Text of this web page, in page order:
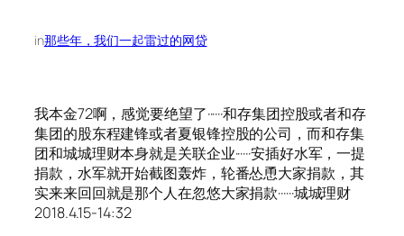
in那些年，我们一起雷过的网贷
我本金72啊，感觉要绝望了······和存集团控股或者和存
集团的股东程建锋或者夏银锋控股的公司，而和存集
团和城城理财本身就是关联企业······安插好水军，一提
捐款，水军就开始截图轰炸，轮番怂恿大家捐款，其
实来来回回就是那个人在忽悠大家捐款······城城理财
2018.4.15-14:32